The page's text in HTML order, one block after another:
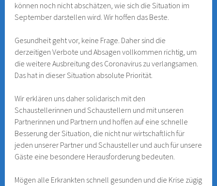
können noch nicht abschätzen, wie sich die Situation im
September darstellen wird. Wir hoffen das Beste.
Gesundheit geht vor, keine Frage. Daher sind die
derzeitigen Verbote und Absagen vollkommen richtig, um
die weitere Ausbreitung des Coronavirus zu verlangsamen.
Das hat in dieser Situation absolute Priorität.
Wir erklären uns daher solidarisch mit den
Schaustellerinnen und Schaustellern und mit unseren
Partnerinnen und Partnern und hoffen auf eine schnelle
Besserung der Situation, die nicht nur wirtschaftlich für
jeden unserer Partner und Schausteller und auch für unsere
Gäste eine besondere Herausforderung bedeuten.
Mögen alle Erkrankten schnell gesunden und die Krise zügig